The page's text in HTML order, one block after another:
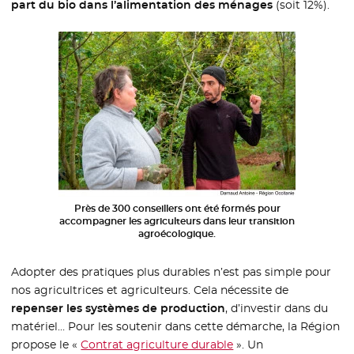
part du bio dans l’alimentation des ménages (soit 12%).
Près de 300 conseillers ont été formés pour
accompagner les agriculteurs dans leur transition
agroécologique.
Adopter des pratiques plus durables n’est pas simple pour
nos agricultrices et agriculteurs. Cela nécessite de
repenser les systèmes de production, d’investir dans du
matériel… Pour les soutenir dans cette démarche, la Région
propose le «Contrat agriculture durable ». Un